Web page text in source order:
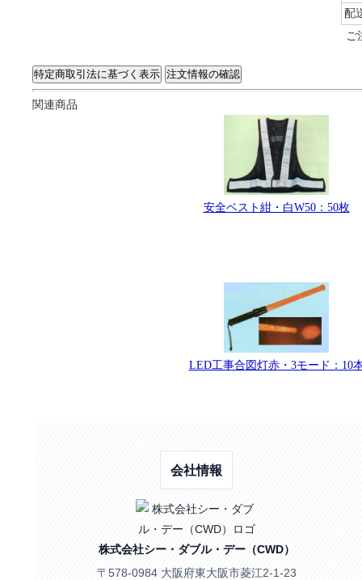
配
ご
関連商品
安全ベスト紺・白W50：50枚
LED工事合図灯赤・3モード：10
会社情報
株式会社シー・ダブル・デー（CWD）
〒578-0984 大阪府東大阪市菱江2-1-23